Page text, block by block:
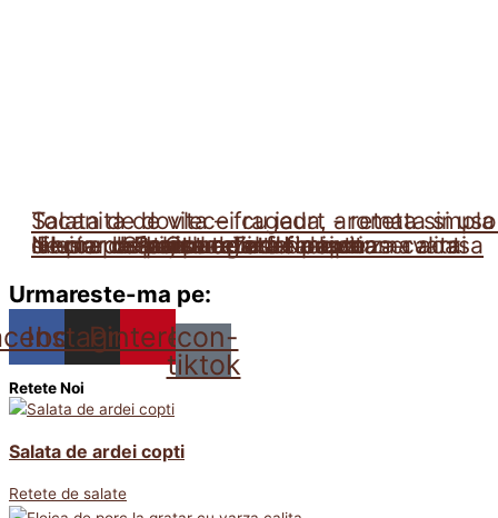
Salata de ardei copti
Fleica de porc la gratar cu varza calita
Tocanita de vita – frageda, aromata si
de preparat
Iahnie de fasole reteta ca la mama acasa
Nectar de caise reteta fara conservanti
Prajitura Zi si Noapte
Limonada de caise
Salata de dovlecei cu iaurt - reteta simpla
si usor de preparatOstropel de pui
Sarmalute in foi de vita
Urmareste-ma pe:
Instagram
Pinterest
Icon-
tiktok
Retete Noi
Salata de ardei copti
Retete de salate